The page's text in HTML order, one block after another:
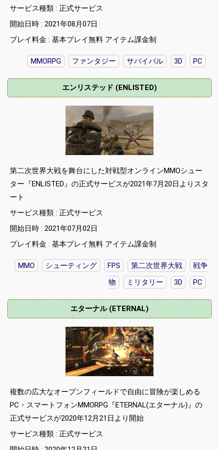
サービス種類 : 正式サービス
開始日時 : 2021年08月07日
プレイ料金 : 基本プレイ無料 アイテム課金制
MMORPG ファンタジー サバイバル 3D PC
エンリステッド (ENLISTED)
第二次世界大戦を舞台にした対戦型オンラインMMOシュー
ター『ENLISTED』の正式サービスが2021年7月20日よりスタ
ート
サービス種類 : 正式サービス
開始日時 : 2021年07月02日
プレイ料金 : 基本プレイ無料 アイテム課金制
MMO シューティング FPS 第二次世界大戦
戦争
物
ミリタリー 3D PC
エターナル (ETERNAL)
複数の広大なオープンフィールドで自由に冒険が楽しめる
PC・スマートフォンMMORPG『ETERNAL(エターナル)』の
正式サービスが2020年12月21日より開始
サービス種類 : 正式サービス